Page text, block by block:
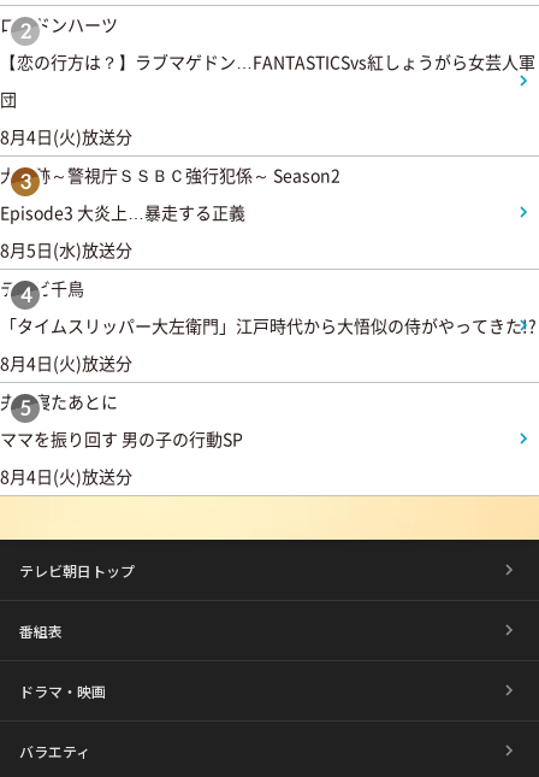
2
ロンドンハーツ
【恋の行方は？】ラブマゲドン…FANTASTICSvs紅しょうがら女芸人軍
団
8月4日(火)放送分
3
大追跡～警視庁ＳＳＢＣ強行犯係～ Season2
Episode3 大炎上…暴走する正義
8月5日(水)放送分
4
テレビ千鳥
「タイムスリッパー大左衛門」江戸時代から大悟似の侍がやってきた!?
8月4日(火)放送分
5
夫が寝たあとに
ママを振り回す 男の子の行動SP
8月4日(火)放送分
テレビ朝日トップ
番組表
ドラマ・映画
バラエティ